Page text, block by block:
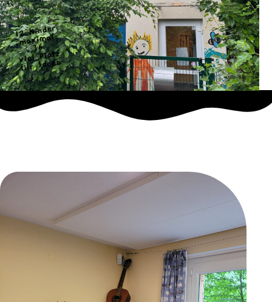
12 Kinder
maximal
16
viel Platz
für Ideen